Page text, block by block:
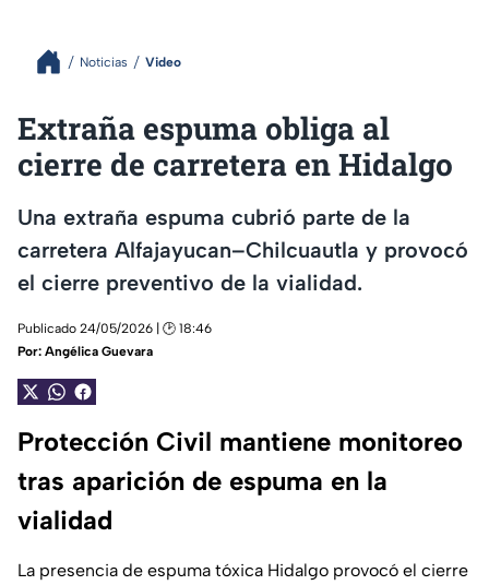
Noticias Video
Extraña espuma obliga al
cierre de carretera en Hidalgo
Una extraña espuma cubrió parte de la
carretera Alfajayucan–Chilcuautla y provocó
el cierre preventivo de la vialidad.
Publicado 24/05/2026 | 🕑 18:46
Por: Angélica Guevara
Protección Civil mantiene monitoreo
tras aparición de espuma en la
vialidad
La presencia de espuma tóxica Hidalgo provocó el cierre